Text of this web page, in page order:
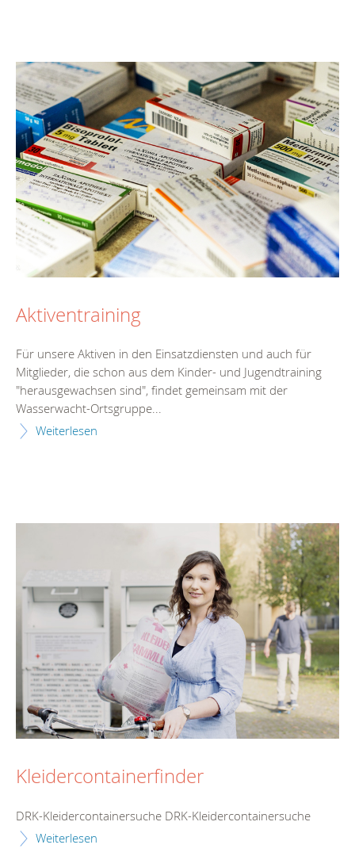
Aktiventraining
Für unsere Aktiven in den Einsatzdiensten und auch für
Mitglieder, die schon aus dem Kinder- und Jugendtraining
"herausgewachsen sind", findet gemeinsam mit der
Wasserwacht-Ortsgruppe...
Weiterlesen
Kleidercontainerfinder
DRK-Kleidercontainersuche DRK-Kleidercontainersuche
Weiterlesen